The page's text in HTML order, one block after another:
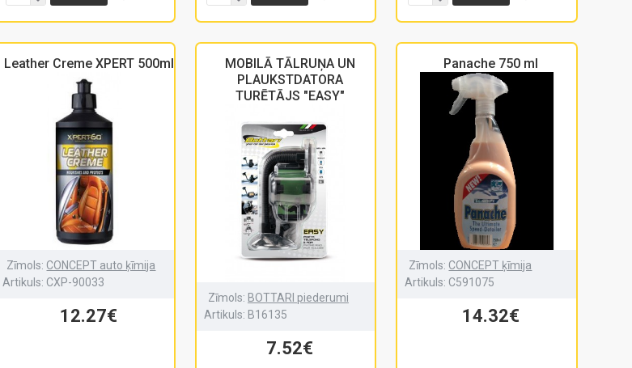
Leather Creme XPERT 500ml
Zīmols: CONCEPT auto ķīmija
Artikuls: CXP-90033
12.27€
MOBILĀ TĀLRUŅA UN
PLAUKSTDATORA
TURĒTĀJS "EASY"
Zīmols: BOTTARI piederumi
Artikuls: B16135
7.52€
Panache 750 ml
Zīmols: CONCEPT ķīmija
Artikuls: C591075
14.32€